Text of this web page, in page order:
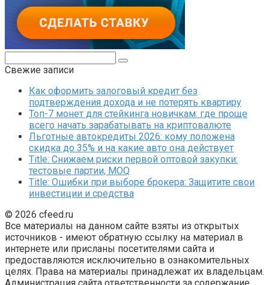
Свежие записи
Как оформить залоговый кредит без
подтверждения дохода и не потерять квартиру
Топ-7 монет для стейкинга новичкам: где проще
всего начать зарабатывать на криптовалюте
Льготные автокредиты 2026: кому положена
скидка до 35% и на какие авто она действует
Title: Снижаем риски первой оптовой закупки:
тестовые партии, MOQ
Title: Ошибки при выборе брокера: Защитите свои
инвестиции и средства
© 2026 cfeed.ru
Все материалы на данном сайте взяты из открытых
источников - имеют обратную ссылку на материал в
интернете или присланы посетителями сайта и
предоставляются исключительно в ознакомительных
целях. Права на материалы принадлежат их владельцам.